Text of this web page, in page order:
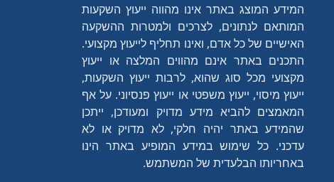
המידע המוצג באתר אינו מהווה ייעוץ השקעות
המותאם לנתונים, לצרכים ולמטרות ההשקעה
האישיים של כל אדם, ואינו תחליף לייעוץ מקצועי.
התכנים באתר אינם מהווים המלצה או ייעוץ
מקצועי מכל סוג שהוא, לרבות ייעוץ השקעות,
ייעוץ מיסוי, ייעוץ משפטי או ייעוץ פנסיוני. על אף
המאמצים להביא מידע מדויק ומעודכן, ייתכן
שהמידע באתר יהיה חלקי, לא מדויק או לא
עדכני. כל שימוש במידע המופיע באתר הינו
באחריותו הבלעדית של המשתמש.